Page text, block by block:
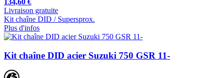
Livraison gratuite
Kit chaîne DID / Supersprox.
Plus d'infos
Kit chaîne DID acier Suzuki 750 GSR 11-